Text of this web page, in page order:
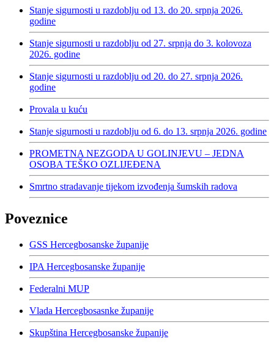
Stanje sigurnosti u razdoblju od 13. do 20. srpnja 2026.
godine
Stanje sigurnosti u razdoblju od 27. srpnja do 3. kolovoza
2026. godine
Stanje sigurnosti u razdoblju od 20. do 27. srpnja 2026.
godine
Provala u kuću
Stanje sigurnosti u razdoblju od 6. do 13. srpnja 2026. godine
PROMETNA NEZGODA U GOLINJEVU – JEDNA
OSOBA TEŠKO OZLIJEĐENA
Smrtno stradavanje tijekom izvođenja šumskih radova
Poveznice
GSS Hercegbosanske županije
IPA Hercegbosanske županije
Federalni MUP
Vlada Hercegbosasnke županije
Skupština Hercegbosanske županije